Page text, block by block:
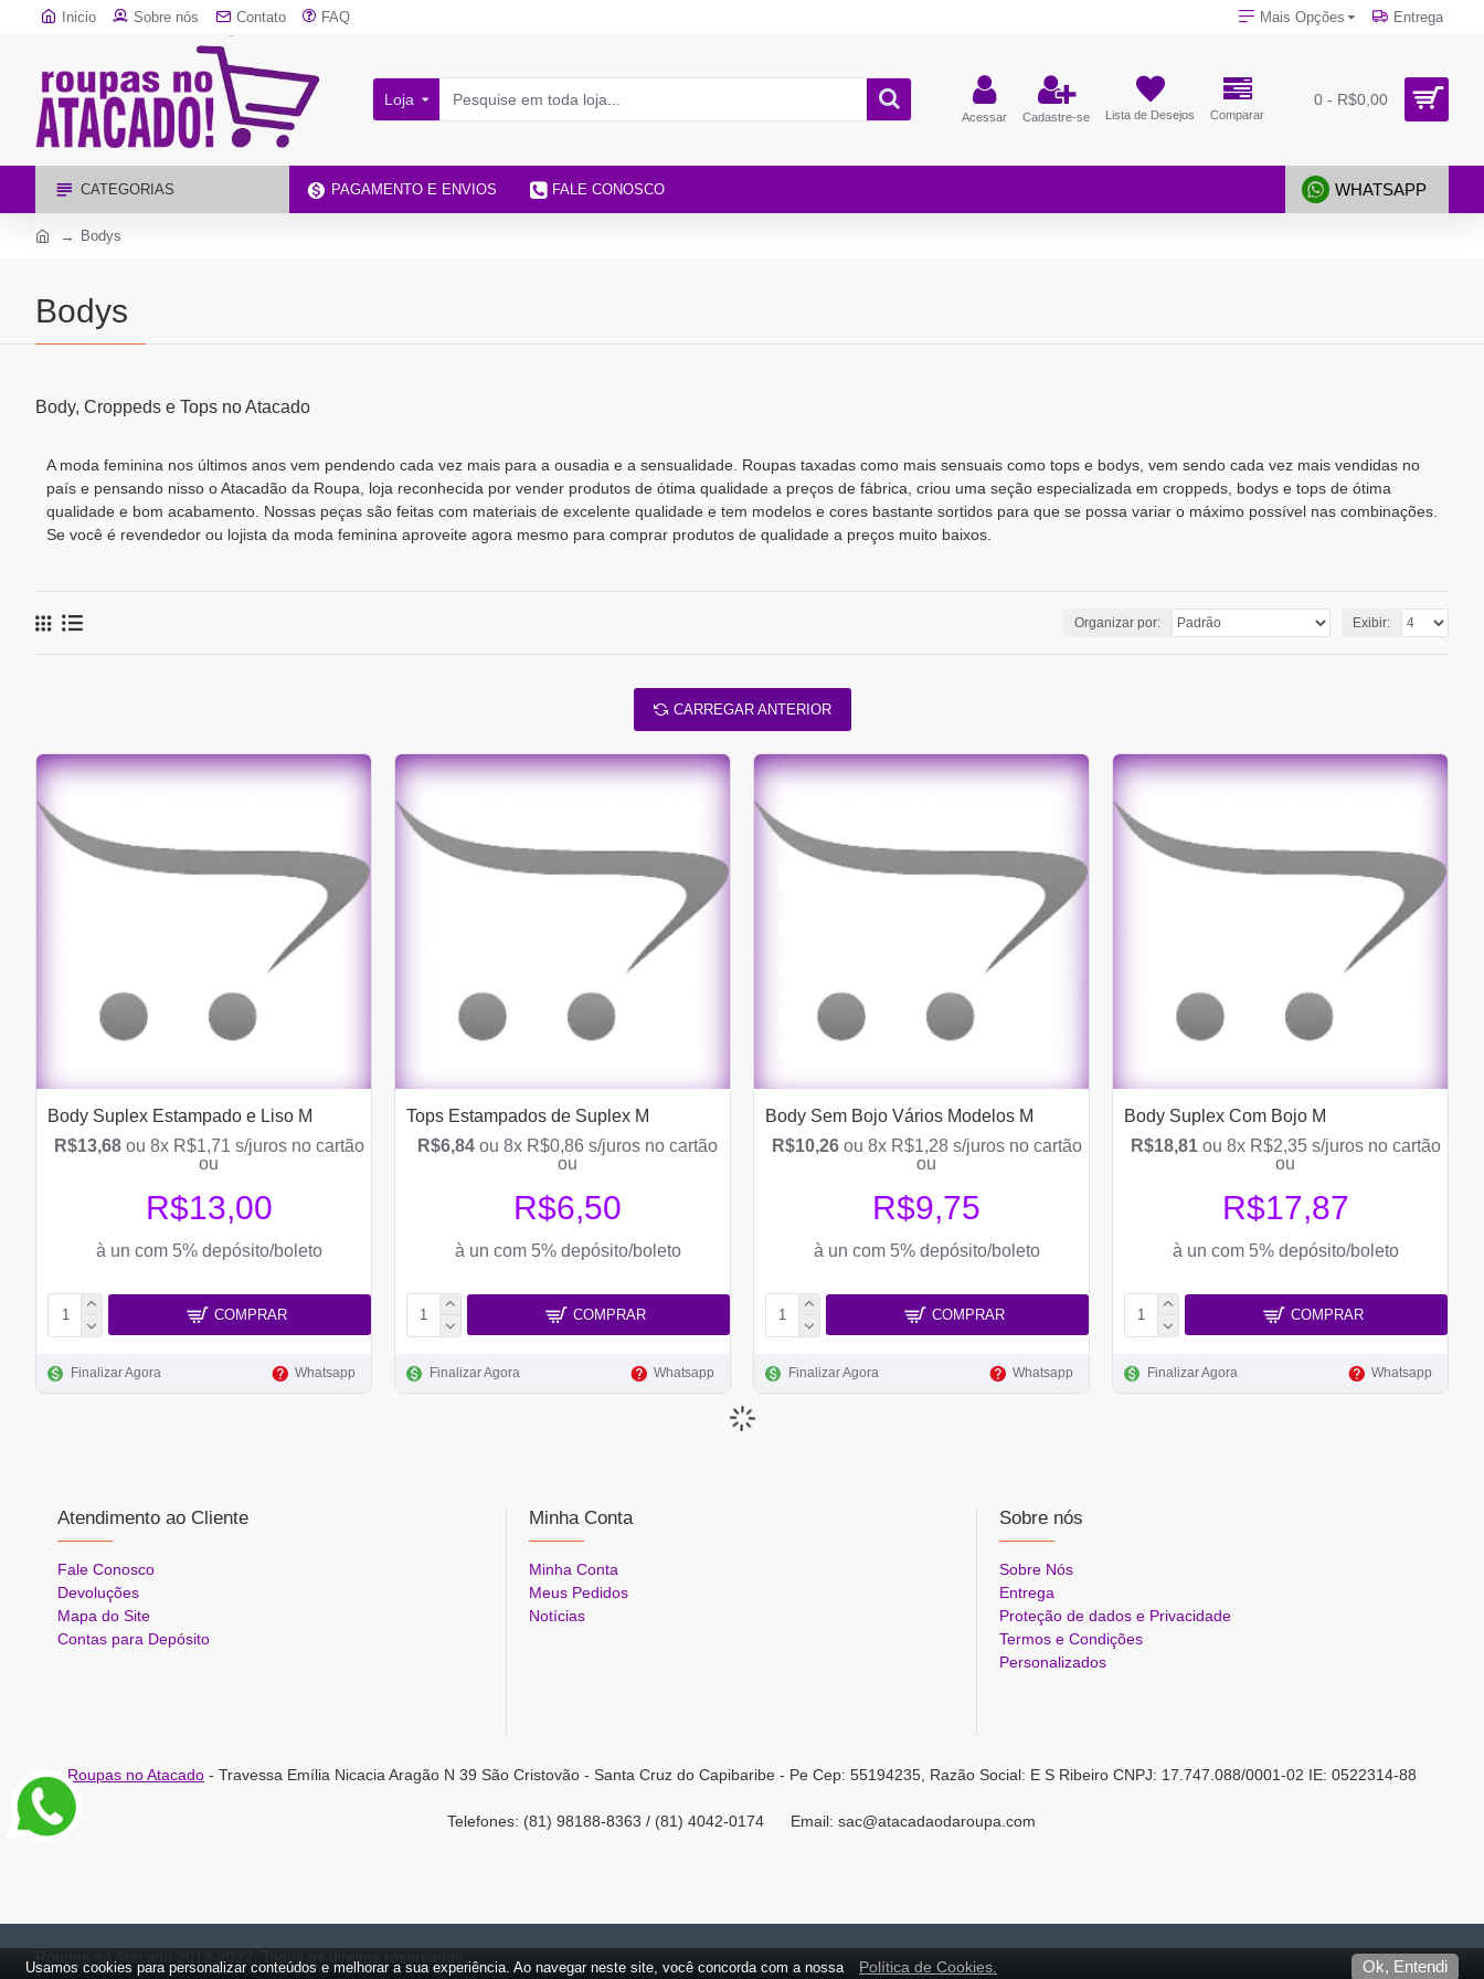
Inicio Sobre nós Contato FAQ Mais Opções Entrega
Loja
Acessar Cadastre-se Lista de Desejos Comparar
0 - R$0,00
CATEGORIAS PAGAMENTO E ENVIOS FALE CONOSCO WHATSAPP
Bodys
Bodys
Body, Croppeds e Tops no Atacado
A moda feminina nos últimos anos vem pendendo cada vez mais para a ousadia e a sensualidade. Roupas taxadas como mais sensuais como tops e bodys, vem sendo cada vez mais vendidas no
país e pensando nisso o Atacadão da Roupa, loja reconhecida por vender produtos de ótima qualidade a preços de fábrica, criou uma seção especializada em croppeds, bodys e tops de ótima
qualidade e bom acabamento. Nossas peças são feitas com materiais de excelente qualidade e tem modelos e cores bastante sortidos para que se possa variar o máximo possível nas combinações.
Se você é revendedor ou lojista da moda feminina aproveite agora mesmo para comprar produtos de qualidade a preços muito baixos.
Organizar por: Exibir:
CARREGAR ANTERIOR
Body Suplex Estampado e Liso M
R$13,68ou 8x R$1,71 s/juros no cartão
ou
R$13,00
à un com 5% depósito/boleto
COMPRAR
Finalizar Agora Whatsapp
Tops Estampados de Suplex M
R$6,84 ou 8x R$0,86 s/juros no cartão
ou
R$6,50
à un com 5% depósito/boleto
COMPRAR
Finalizar Agora Whatsapp
Body Sem Bojo Vários Modelos M
R$10,26ou 8x R$1,28 s/juros no cartão
ou
R$9,75
à un com 5% depósito/boleto
COMPRAR
Finalizar Agora Whatsapp
Body Suplex Com Bojo M
R$18,81ou 8x R$2,35 s/juros no cartão
ou
R$17,87
à un com 5% depósito/boleto
COMPRAR
Finalizar Agora Whatsapp
Atendimento ao Cliente
Fale Conosco
Devoluções
Mapa do Site
Contas para Depósito
Minha Conta
Minha Conta
Meus Pedidos
Notícias
Sobre nós
Sobre Nós
Entrega
Proteção de dados e Privacidade
Termos e Condições
Personalizados
Roupas no Atacado- Travessa Emília Nicacia Aragão N 39 São Cristovão - Santa Cruz do Capibaribe - Pe Cep: 55194235, Razão Social: E S Ribeiro CNPJ: 17.747.088/0001-02 IE: 0522314-88
Telefones: (81) 98188-8363 / (81) 4042-0174 Email: sac@atacadaodaroupa.com
Usamos cookies para personalizar conteúdos e melhorar a sua experiência. Ao navegar neste site, você concorda com a nossa Política de Cookies. Ok, Entendi